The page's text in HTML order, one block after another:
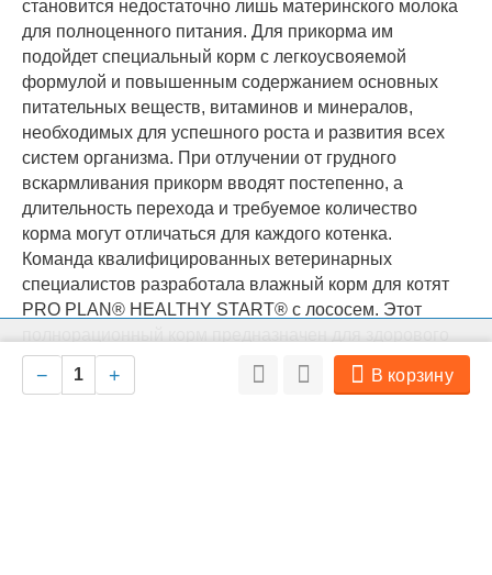
+
− В корзину
становится недостаточно лишь материнского молока
для полноценного питания. Для прикорма им
подойдет специальный корм с легкоусвояемой
формулой и повышенным содержанием основных
питательных веществ, витаминов и минералов,
необходимых для успешного роста и развития всех
систем организма. При отлучении от грудного
вскармливания прикорм вводят постепенно, а
длительность перехода и требуемое количество
корма могут отличаться для каждого котенка.
Команда квалифицированных ветеринарных
специалистов разработала влажный корм для котят
PRO PLAN® HEALTHY START® с лососем. Этот
полнорационный корм предназначен для здорового
развития котенка в возрасте до 12 месяцев, а также
подходит для кормления беременных и кормящих
технического характера. Совершая любые действия на сайте, вы
соглашаетесь с политикой обработки персональных данных
Ок